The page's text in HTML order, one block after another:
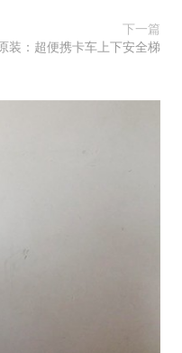
下一篇
装：超便携卡车上下安全梯